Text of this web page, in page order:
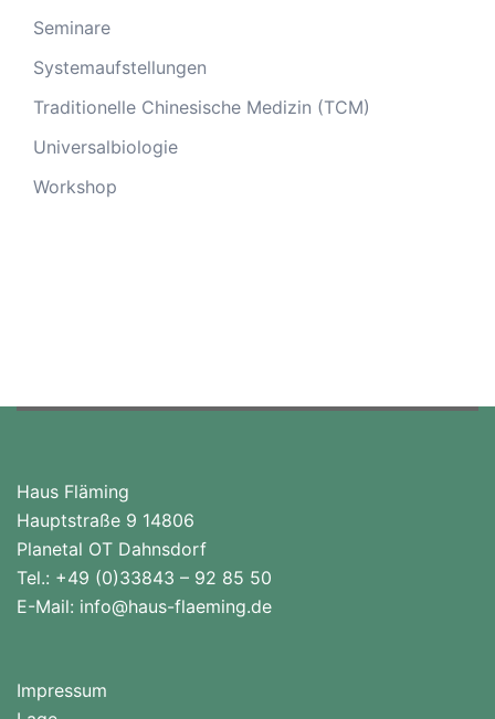
Seminare
Systemaufstellungen
Traditionelle Chinesische Medizin (TCM)
Universalbiologie
Workshop
Haus Fläming
Hauptstraße 9 14806
Planetal OT Dahnsdorf
Tel.: +49 (0)33843 – 92 85 50
E-Mail: info@haus-flaeming.de
Impressum